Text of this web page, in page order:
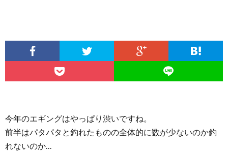
今年のエギングはやっぱり渋いですね。
前半はパタパタと釣れたものの全体的に数が少ないのか釣
れないのか…